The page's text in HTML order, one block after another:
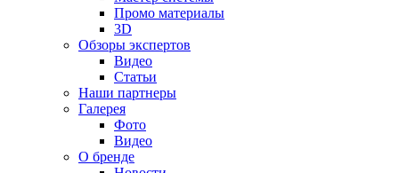
Промо материалы
3D
Обзоры экспертов
Видео
Статьи
Наши партнеры
Галерея
Фото
Видео
О бренде